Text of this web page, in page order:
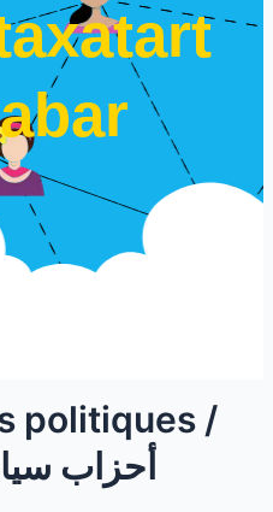
politiques /
أحزاب